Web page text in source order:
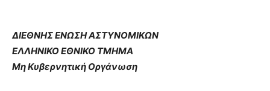
ΔΙΕΘΝΗΣ ΕΝΩΣΗ ΑΣΤΥΝΟΜΙΚΩΝ
ΕΛΛΗΝΙΚΟ ΕΘΝΙΚΟ ΤΜΗΜΑ
Μη Κυβερνητική Οργάνωση